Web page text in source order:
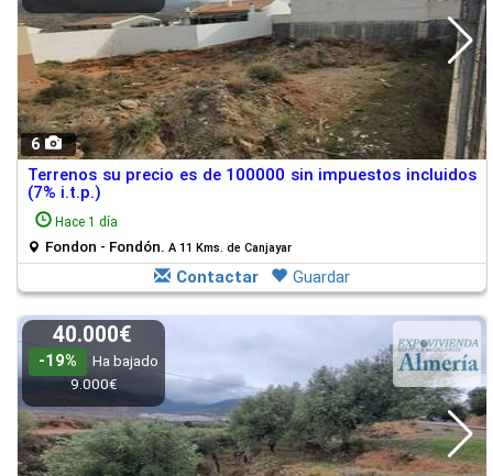
6
Terrenos su precio es de 100000 sin impuestos incluidos
(7% i.t.p.)
Hace 1 día
Fondon - Fondón. A 11 Kms. de Canjayar
Contactar Guardar
40.000€
-19%
Ha bajado
9.000€